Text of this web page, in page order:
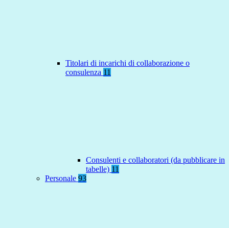
Titolari di incarichi di collaborazione o
consulenza 11
Consulenti e collaboratori (da pubblicare in
tabelle) 11
Personale 93